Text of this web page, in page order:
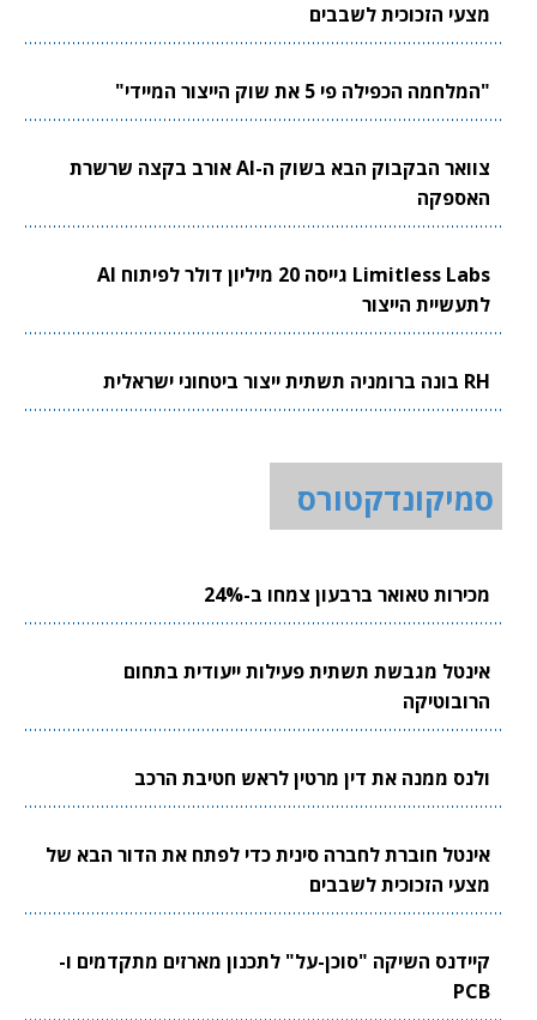
מצעי הזכוכית לשבבים
"המלחמה הכפילה פי 5 את שוק הייצור המיידי"
צוואר הבקבוק הבא בשוק ה-AI אורב בקצה שרשרת
האספקה
Limitless Labs גייסה 20 מיליון דולר לפיתוח AI
לתעשיית הייצור
RH בונה ברומניה תשתית ייצור ביטחוני ישראלית
סמיקונדקטורס
מכירות טאואר ברבעון צמחו ב-24%
אינטל מגבשת תשתית פעילות ייעודית בתחום
הרובוטיקה
ולנס ממנה את דין מרטין לראש חטיבת הרכב
אינטל חוברת לחברה סינית כדי לפתח את הדור הבא של
מצעי הזכוכית לשבבים
קיידנס השיקה "סוכן-על" לתכנון מארזים מתקדמים ו-
PCB